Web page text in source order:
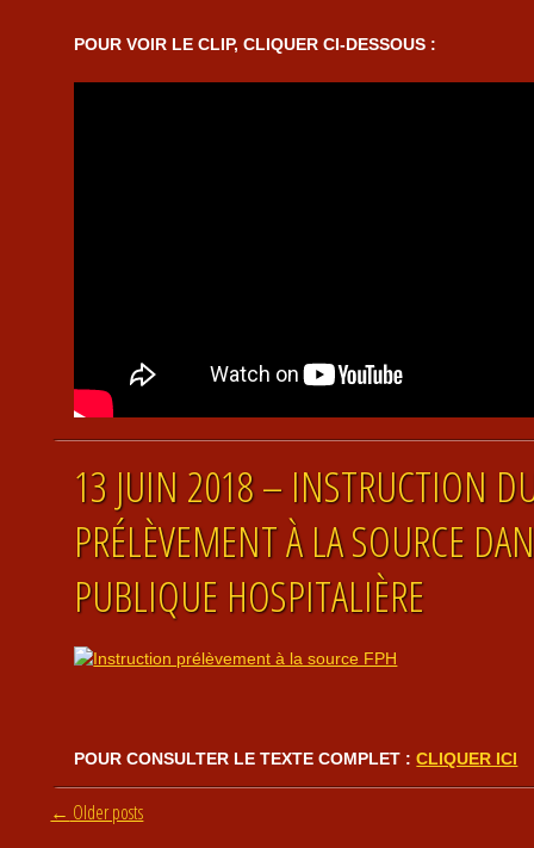
POUR VOIR LE CLIP, CLIQUER CI-DESSOUS :
13 JUIN 2018 – INSTRUCTION
PRÉLÈVEMENT À LA SOURCE
PUBLIQUE HOSPITALIÈRE
POUR CONSULTER LE TEXTE COMPLET :CLIQUER ICI
Post navigation
← Older posts